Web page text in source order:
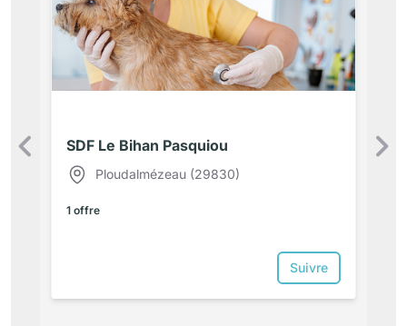
SDF Le Bihan Pasquiou
Ploudalmézeau (29830)
1 offre
Suivre
Précédent